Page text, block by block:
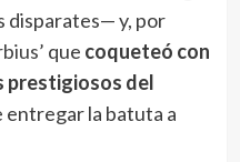
disparates— y, por
que coqueteó con
prestigiosos del
entregar la batuta a